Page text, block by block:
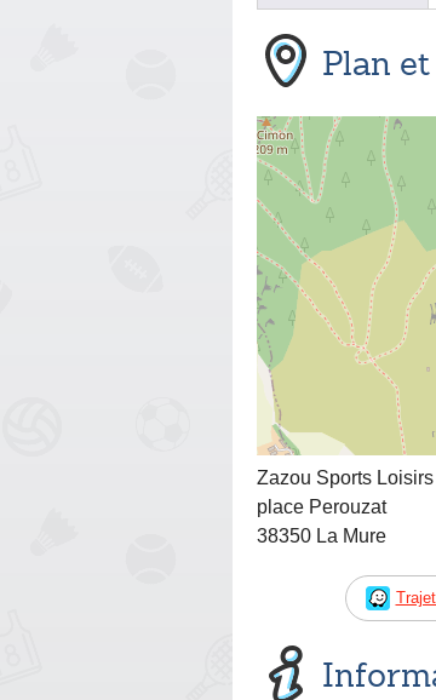
Plan
Zazou Sports Loisirs
place Perouzat
38350 La Mure